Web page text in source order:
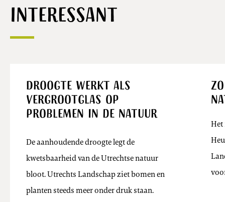
interessant
Droogte werkt als
vergrootglas op
problemen in de natuur
De aanhoudende droogte legt de
kwetsbaarheid van de Utrechtse natuur
bloot. Utrechts Landschap ziet bomen en
planten steeds meer onder druk staan.
Het